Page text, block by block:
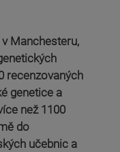
Manchesteru,
recenzovaných
genetice a
než 1100
do
učebnic a